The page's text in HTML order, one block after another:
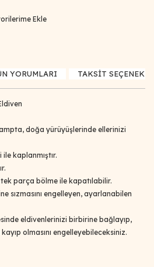
YORUMLARI TAKSİT
doğa yürüyüşlerinde ellerinizi
kaplanmıştır.
parça bölme ile kapatılabilir.
sızmasını engelleyen, ayarlanabilen
eldivenlerinizi birbirine bağlayıp,
olmasını engelleyebileceksiniz.